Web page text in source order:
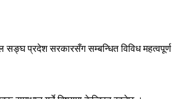
प्रदेश सरकारसँग सम्बन्धित विविध महत्वपूर्ण